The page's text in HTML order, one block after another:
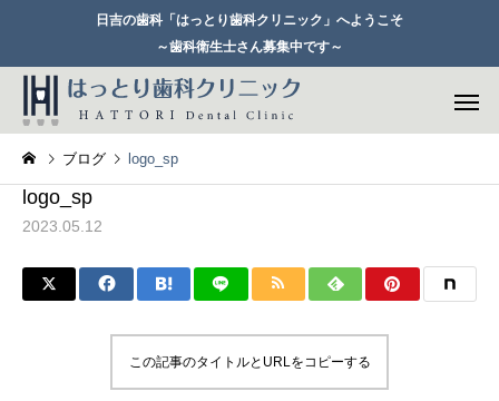
日吉の歯科「はっとり歯科クリニック」へようこそ
～歯科衛生士さん募集中です～
ブログ logo_sp
logo_sp
2023.05.12
この記事のタイトルとURLをコピーする